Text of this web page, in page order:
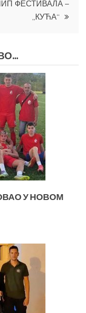
ФЕСТИВАЛА –
„КУЋА“
У НОВОМ